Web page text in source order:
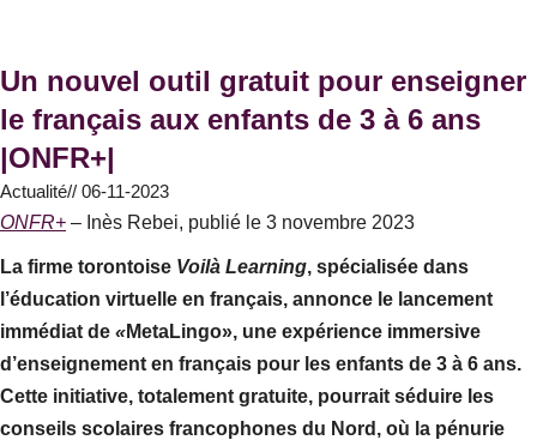
Un nouvel outil gratuit pour enseigner
le français aux enfants de 3 à 6 ans
|ONFR+|
Actualité// 06-11-2023
ONFR+ – Inès Rebei, publié le 3 novembre 2023
La firme torontoise Voilà Learning, spécialisée dans
l’éducation virtuelle en français, annonce le lancement
immédiat de «MetaLingo», une expérience immersive
d’enseignement en français pour les enfants de 3 à 6 ans.
Cette initiative, totalement gratuite, pourrait séduire les
conseils scolaires francophones du Nord, où la pénurie